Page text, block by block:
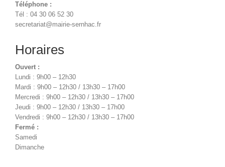
Téléphone :
Tél : 04 30 06 52 30
secretariat@mairie-sernhac.fr
Horaires
Ouvert :
Lundi : 9h00 – 12h30
Mardi : 9h00 – 12h30 / 13h30 – 17h00
Mercredi : 9h00 – 12h30 / 13h30 – 17h00
Jeudi : 9h00 – 12h30 / 13h30 – 17h00
Vendredi : 9h00 – 12h30 / 13h30 – 17h00
Fermé :
Samedi
Dimanche